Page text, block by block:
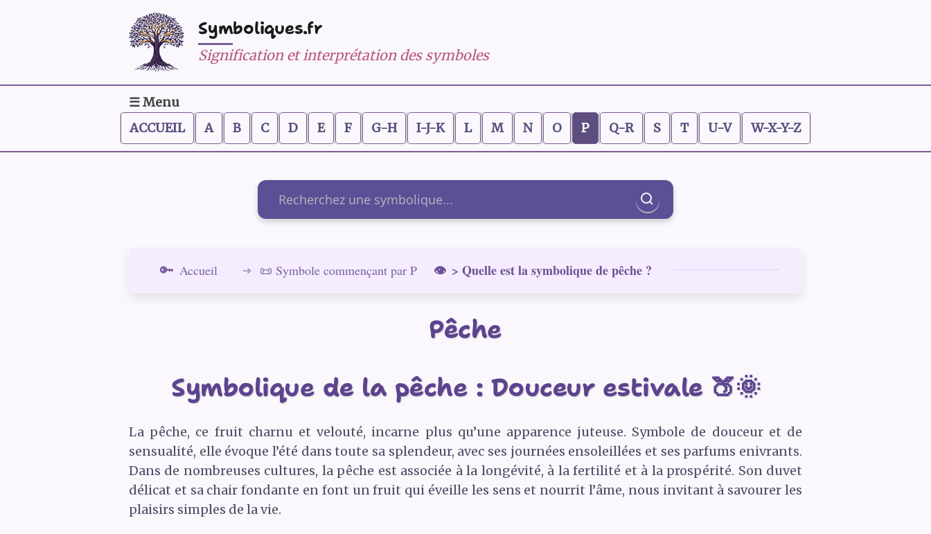
Symboliques.fr
Signification et interprétation des symboles
☰ Menu
ACCUEIL
A B C D E F G-H I-J-K L M N O P Q-R S T U-V W-X-Y-Z
Rechercher
Accueil 📜 Symbole commençant par P > Quelle est la symbolique de pêche ?
Pêche
Symbolique de la pêche : Douceur estivale 🍑🌞
La pêche, ce fruit charnu et velouté, incarne plus qu’une apparence juteuse. Symbole de douceur et de
sensualité, elle évoque l’été dans toute sa splendeur, avec ses journées ensoleillées et ses parfums enivrants.
Dans de nombreuses cultures, la pêche est associée à la longévité, à la fertilité et à la prospérité. Son duvet
délicat et sa chair fondante en font un fruit qui éveille les sens et nourrit l’âme, nous invitant à savourer les
plaisirs simples de la vie.